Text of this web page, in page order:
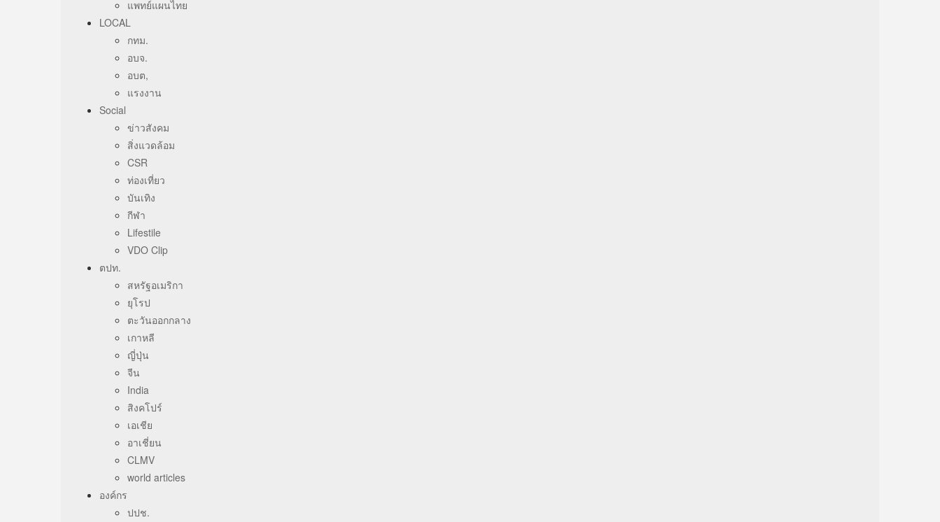
แพทย์แผนไทย
LOCAL
กทม.
อบจ.
อบต,
แรงงาน
Social
ข่าวสังคม
สิ่งแวดล้อม
CSR
ท่องเที่ยว
บันเทิง
กีฬา
Lifestile
VDO Clip
ตปท.
สหรัฐอเมริกา
ยุโรป
ตะวันออกกลาง
เกาหลี
ญี่ปุ่น
จีน
India
สิงคโปร์
เอเชีย
อาเชี่ยน
CLMV
world articles
องค์กร
ปปช.